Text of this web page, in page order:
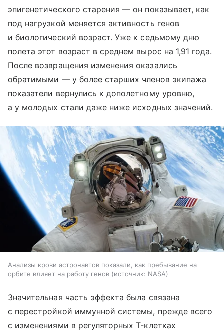
эпигенетического старения — он показывает, как
под нагрузкой меняется активность генов
и биологический возраст. Уже к седьмому дню
полета этот возраст в среднем вырос на 1,91 года.
После возвращения изменения оказались
обратимыми — у более старших членов экипажа
показатели вернулись к дополетному уровню,
а у молодых стали даже ниже исходных значений.
Анализы крови астронавтов показали, как пребывание на
орбите влияет на работу генов
источник: NASA
Значительная часть эффекта была связана
с перестройкой иммунной системы, прежде всего
с изменениями в регуляторных Т-клетках